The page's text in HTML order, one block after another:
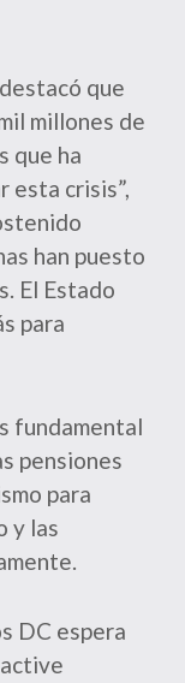
que
millones de
que ha
esta crisis”,
han puesto
El Estado
para
fundamental
pensiones
para
y las
DC espera